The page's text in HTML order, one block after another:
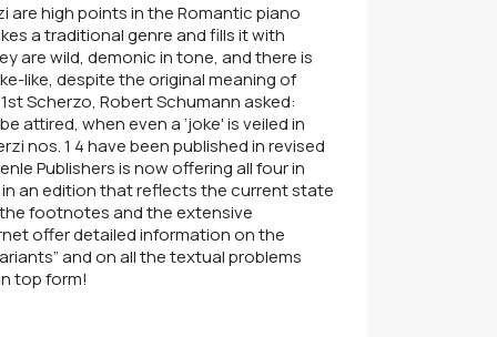
are high points in the Romantic piano
a traditional genre and fills it with
are wild, demonic in tone, and there is
like, despite the original meaning of
Scherzo, Robert Schumann asked:
attired, when even a ‘joke' is veiled in
nos. 1 4 have been published in revised
Publishers is now offering all four in
an edition that reflects the current state
footnotes and the extensive
offer detailed information on the
and on all the textual problems
top form!